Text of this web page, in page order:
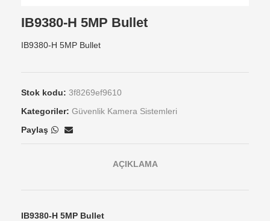
IB9380-H 5MP Bullet
IB9380-H 5MP Bullet
Stok kodu: 3f8269ef9610
Kategoriler: Güvenlik Kamera Sistemleri
Paylaş
AÇIKLAMA
IB9380-H 5MP Bullet